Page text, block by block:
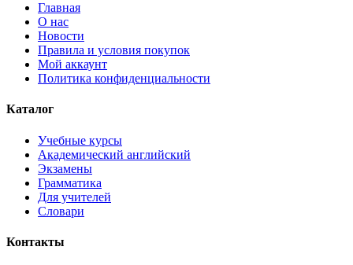
Главная
О нас
Новости
Правила и условия покупок
Мой аккаунт
Политика конфиденциальности
Каталог
Учебные курсы
Академический английский
Экзамены
Грамматика
Для учителей
Словари
Контакты